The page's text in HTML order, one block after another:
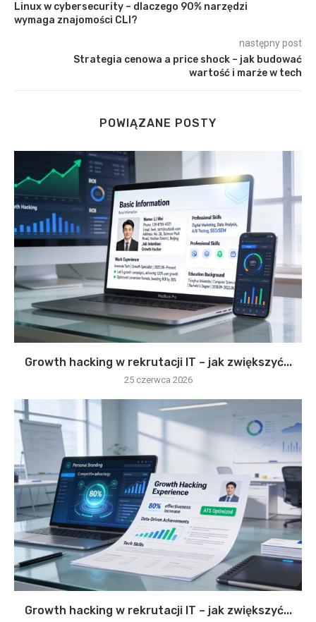
Linux w cybersecurity – dlaczego 90% narzędzi
wymaga znajomości CLI?
następny post
Strategia cenowa a price shock – jak budować
wartość i marże w tech
POWIĄZANE POSTY
Growth hacking w rekrutacji IT – jak zwiększyć...
25 czerwca 2026
Growth hacking w rekrutacji IT – jak zwiększyć...